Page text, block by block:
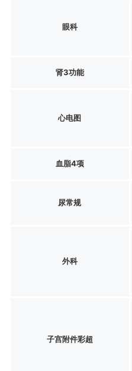
眼科
肾3功能
心电图
血脂4项
尿常规
外科
子宫附件彩超